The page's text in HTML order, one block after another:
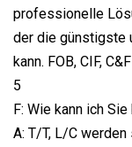
professionelle
der die günstigste
kann. FOB, CIF,
5
F: Wie kann ich
A: T/T, L/C